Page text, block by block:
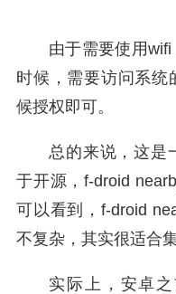
由于需要使用
时候，需要访问系统
候授权即可。
总的来说，这是
于开源，f-droid
可以看到，f-droid
不复杂，其实很适合
实际上，安卓